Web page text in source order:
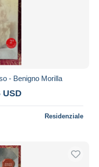
- Benigno Morilla
USD
Residenziale